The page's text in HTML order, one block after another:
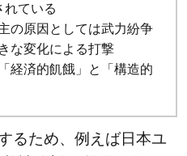
れている
の原因としては武力紛争
な変化による打撃
経済的飢餓」と「構造的
るため、例えば日本ユ